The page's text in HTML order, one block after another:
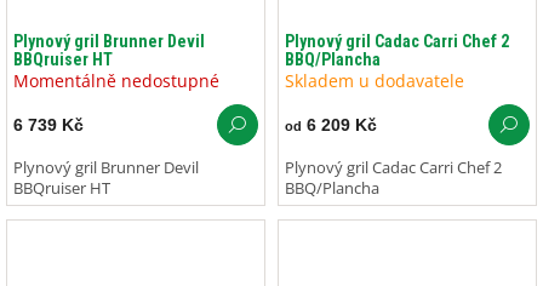
Plynový gril Brunner Devil
BBQruiser HT
Momentálně nedostupné
6 739 Kč
Plynový gril Brunner Devil
BBQruiser HT
Plynový gril Cadac Carri Chef 2
BBQ/Plancha
Skladem u dodavatele
od 6 209 Kč
Plynový gril Cadac Carri Chef 2
BBQ/Plancha